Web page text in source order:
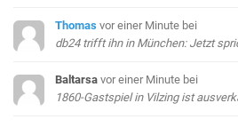
Thomas vor einer Minute bei
db24 trifft ihn in München: Jetzt
Baltarsa vor einer Minute bei
1860-Gastspiel in Vilzing ist